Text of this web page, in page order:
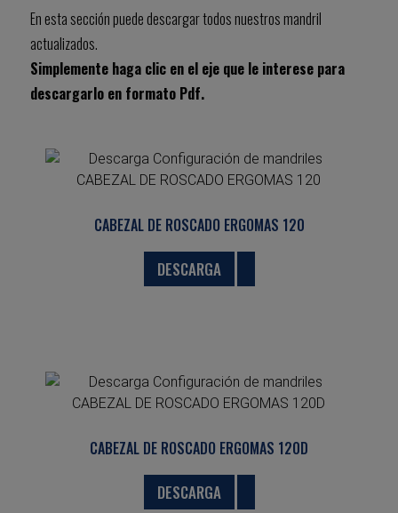
En esta sección puede descargar todos nuestros mandril
actualizados.
Simplemente haga clic en el eje que le interese para
descargarlo en formato Pdf.
CABEZAL DE ROSCADO ERGOMAS 120
DESCARGA
CABEZAL DE ROSCADO ERGOMAS 120D
DESCARGA